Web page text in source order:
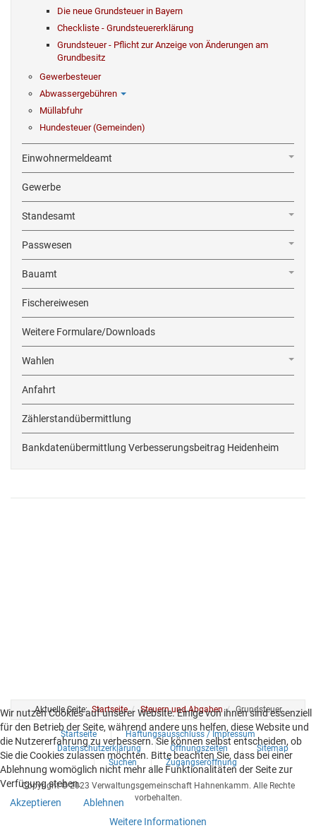
Die neue Grundsteuer in Bayern
Checkliste - Grundsteuererklärung
Grundsteuer - Pflicht zur Anzeige von Änderungen am
Grundbesitz
Gewerbesteuer
Abwassergebühren
Müllabfuhr
Hundesteuer (Gemeinden)
Einwohnermeldeamt
Gewerbe
Standesamt
Passwesen
Bauamt
Fischereiwesen
Weitere Formulare/Downloads
Wahlen
Anfahrt
Zählerstandübermittlung
Bankdatenübermittlung Verbesserungsbeitrag Heidenheim
Aktuelle Seite:Startseite Steuern und Abgaben Grundsteuer
Startseite
Haftungsausschluss / Impressum
Datenschutzerklärung
Öffnungszeiten
Sitemap
Suchen
Zugangseröffnung
Copyright © 2023 Verwaltungsgemeinschaft Hahnenkamm. Alle Rechte
vorbehalten.
Wir nutzen Cookies auf unserer Website. Einige von ihnen sind essenziell
für den Betrieb der Seite, während andere uns helfen, diese Website und
die Nutzererfahrung zu verbessern. Sie können selbst entscheiden, ob
Sie die Cookies zulassen möchten. Bitte beachten Sie, dass bei einer
Ablehnung womöglich nicht mehr alle Funktionalitäten der Seite zur
Verfügung stehen.
Akzeptieren
Ablehnen
Weitere Informationen